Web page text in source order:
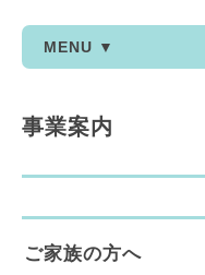
MENU ▼
事業案内
ご家族の方へ